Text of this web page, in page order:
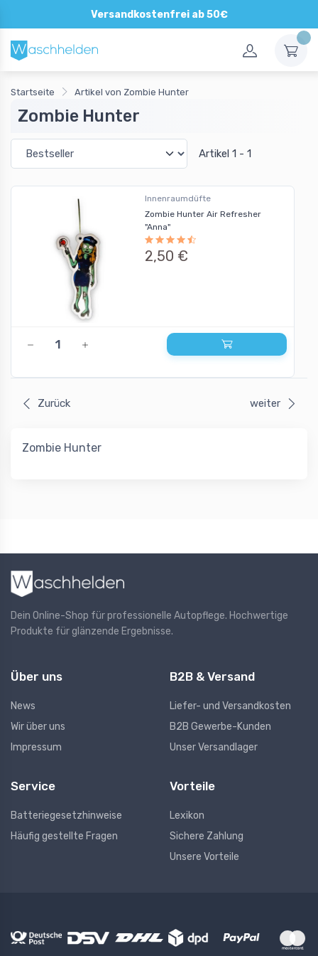
Versandkostenfrei ab 50€
Startseite Artikel von Zombie Hunter
Zombie Hunter
Artikel 1 - 1
Innenraumdüfte
Zombie Hunter Air Refresher
"Anna"
2,50 €
Zurück weiter
Zombie Hunter
Dein Online-Shop für professionelle Autopflege. Hochwertige
Produkte für glänzende Ergebnisse.
Über uns
News
Wir über uns
Impressum
B2B & Versand
Liefer- und Versandkosten
B2B Gewerbe-Kunden
Unser Versandlager
Service
Batteriegesetzhinweise
Häufig gestellte Fragen
Vorteile
Lexikon
Sichere Zahlung
Unsere Vorteile